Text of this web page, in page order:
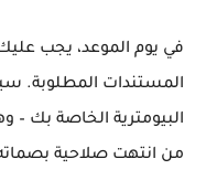
في يوم الموعد، يجب
المستندات المطلوبة.
البيومترية الخاصة بك –
من انتهت صلاحية بصماته